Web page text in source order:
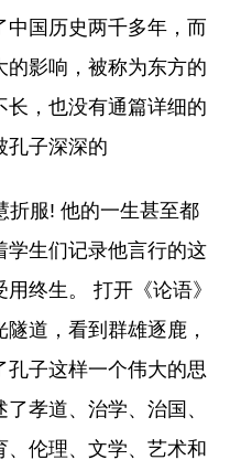
中国历史两千多年，而
的影响，被称为东方的
长，也没有通篇详细的
孔子深深的
折服! 他的一生甚至都
学生们记录他言行的这
终生。 打开《论语》
道，看到群雄逐鹿，
子这样一个伟大的思
孝道、治学、治国、
、伦理、文学、艺术和